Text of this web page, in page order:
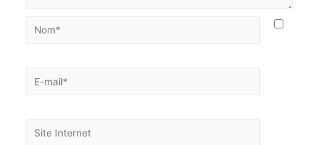
Nom*
E-
Site